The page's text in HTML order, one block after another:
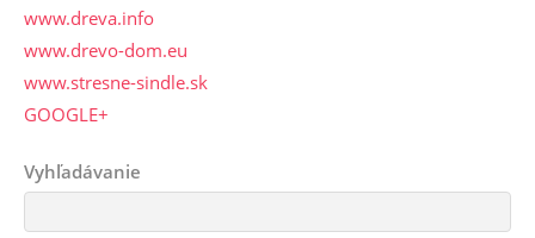
www.dreva.info
www.drevo-dom.eu
www.stresne-sindle.sk
GOOGLE+
Vyhľadávanie